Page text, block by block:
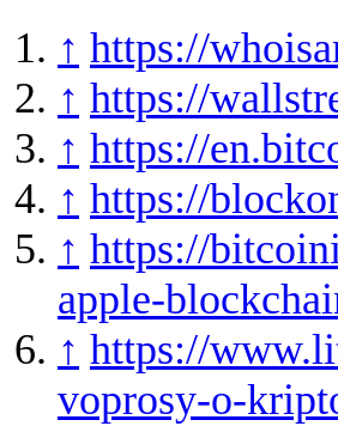
↑ https://
↑ https://
↑ https://
↑ https://
↑ https://
apple-
↑ https://
voprosy-o-